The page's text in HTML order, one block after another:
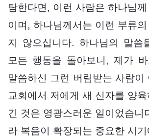
탐한다면, 이런 사람은 하나님
이며, 하나님께서는 이런 부류
지 않으십니다. 하나님의 말씀
모든 행동을 돌아보니, 제가
말씀하신 그런 버림받는 사람이
교회에서 저에게 새 신자를 양
긴 것은 영광스러운 일이었습니
라 복음이 확장되는 중요한 시